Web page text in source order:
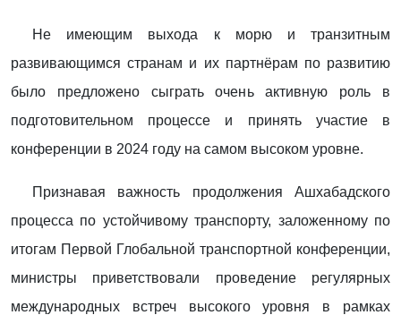
Не имеющим выхода к морю и транзитным
развивающимся странам и их партнёрам по развитию
было предложено сыграть очень активную роль в
подготовительном процессе и принять участие в
конференции в 2024 году на самом высоком уровне.
Признавая важность продолжения Ашхабадского
процесса по устойчивому транспорту, заложенному по
итогам Первой Глобальной транспортной конференции,
министры приветствовали проведение регулярных
международных встреч высокого уровня в рамках